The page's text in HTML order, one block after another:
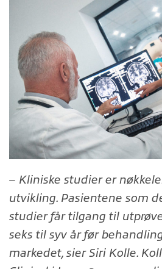
– Kliniske studier er
utvikling. Pasientene som
studier får tilgang til
seks til syv år før
markedet, sier Siri Kolle.